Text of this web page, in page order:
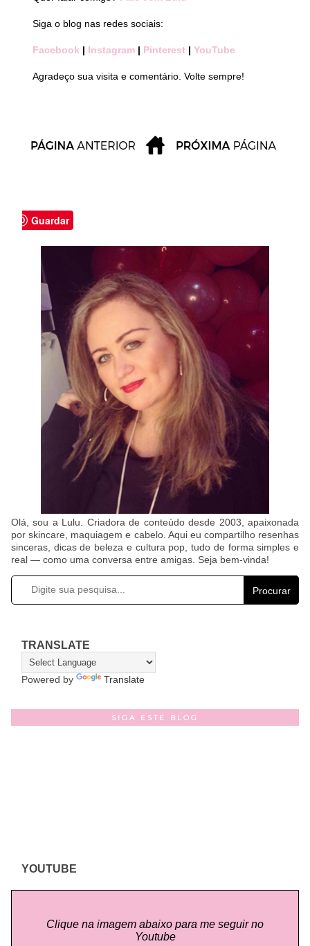
Siga o blog nas redes sociais:
Facebook | Instagram | Pinterest | YouTube
Agradeço sua visita e comentário. Volte sempre!
Guardar
Olá, sou a Lulu. Criadora de conteúdo desde 2003, apaixonada
por skincare, maquiagem e cabelo. Aqui eu compartilho resenhas
sinceras, dicas de beleza e cultura pop, tudo de forma simples e
real — como uma conversa entre amigas. Seja bem-vinda!
Procurar
TRANSLATE
Powered by Translate
SIGA ESTE BLOG
YOUTUBE
Clique na imagem abaixo para me seguir no
Youtube